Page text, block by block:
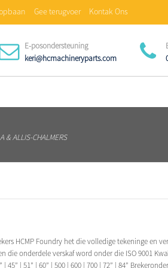
Gee terugvoer Kontak Ons
E-posondersteuning
keri@hcmachineryparts.com
& ALLIS-CHALMERS
HCMP Foundry het die volledige tekeninge en
onderdele verskaf word onder die ISO 9001
| 51” | 60” | 500 | 600 | 700 | 72” | 84”